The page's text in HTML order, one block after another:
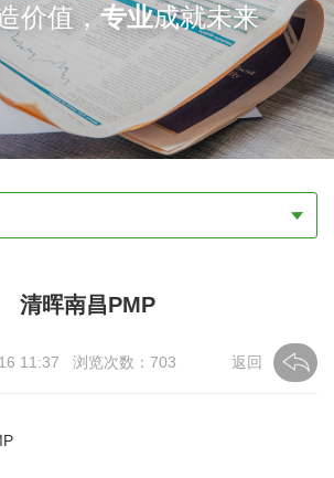
价值，专业成就未来
清晖南昌PMP
11:37 浏览次数： 703 返回